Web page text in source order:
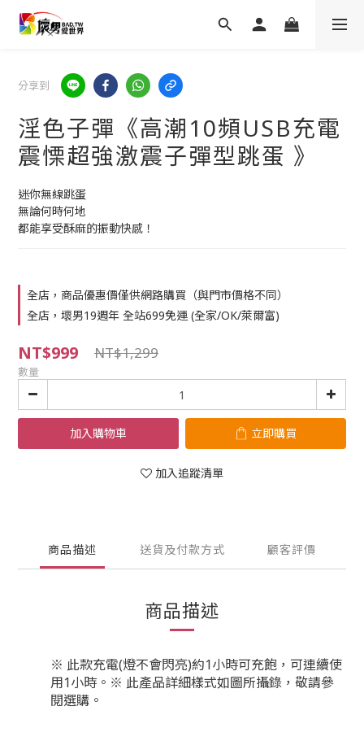
分享到
淫色子彈《高潮10頻USB充電
震慄超強激震子彈型跳蛋 》
迷你無線跳蛋
無論何時何地
都能享受酥麻的振動快感！
全店，商品優惠價僅供網路購買（與門市價格不同）
全店，壞男19週年 全站699免運 (全家/OK/萊爾富)
NT$999 NT$1,299
數量
加入購物車 立即購買
加入追蹤清單
商品描述 送貨及付款方式 顧客評價
商品描述
※ 此款充電(燈不會閃亮)約1小時可充飽，可連續使
用1小時。※ 此產品詳細樣式如圖所攝錄，敬請參
閱選購。